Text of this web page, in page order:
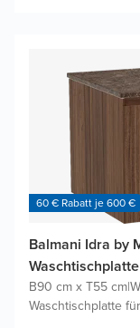
60 € Rabatt je 600 €
Balmani Idra by
B90 cm x T55 cm|
Waschtischplatte